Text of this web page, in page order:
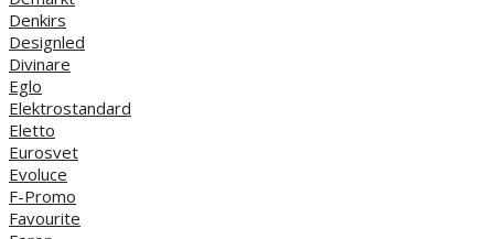
Denkirs
Designled
Divinare
Eglo
Elektrostandard
Eletto
Eurosvet
Evoluce
F-Promo
Favourite